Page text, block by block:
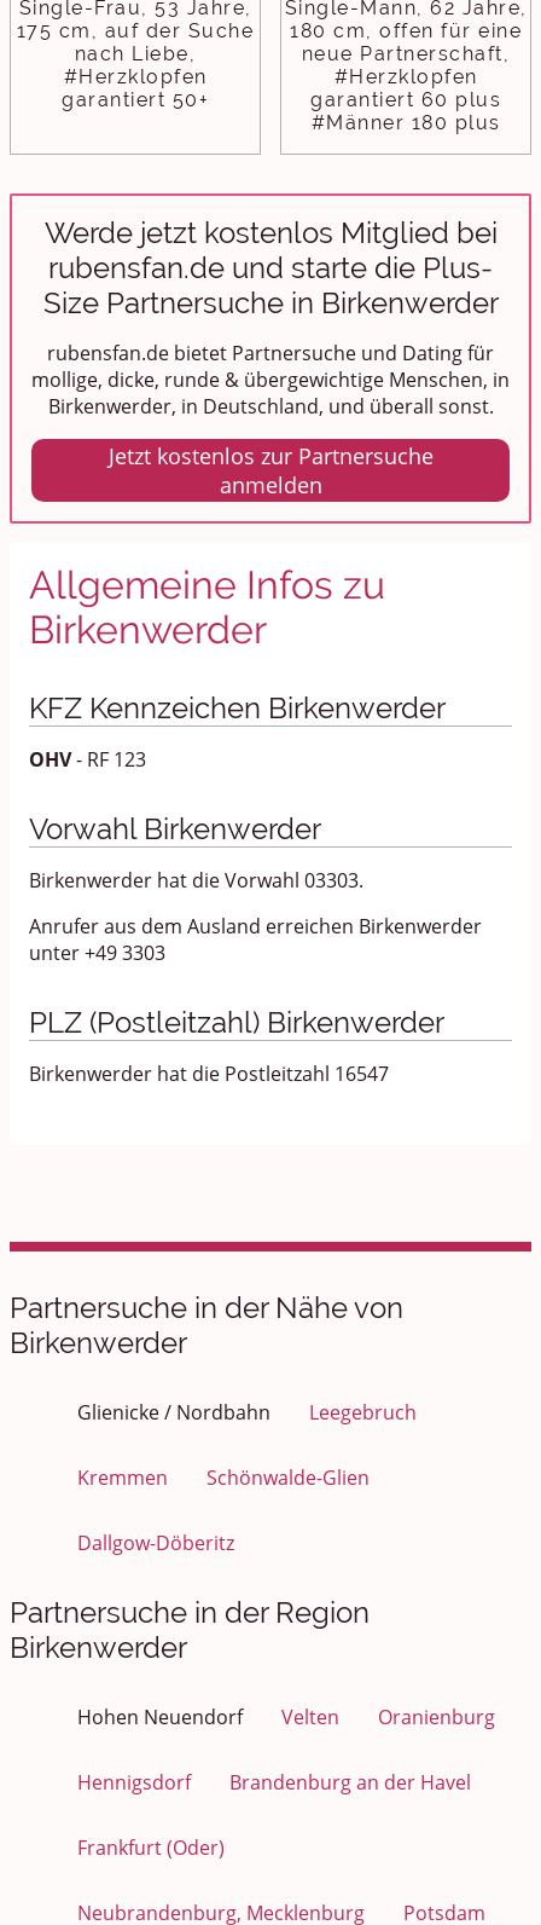
Single-Frau, 53 Jahre,
175 cm, auf der Suche
nach Liebe,
#Herzklopfen
garantiert 50+
Single-Mann, 62 Jahre,
180 cm, offen für eine
neue Partnerschaft,
#Herzklopfen
garantiert 60 plus
#Männer 180 plus
Werde jetzt kostenlos Mitglied bei
rubensfan.de und starte die Plus-
Size Partnersuche in Birkenwerder
rubensfan.de bietet Partnersuche und Dating für
mollige, dicke, runde & übergewichtige Menschen, in
Birkenwerder, in Deutschland, und überall sonst.
Jetzt kostenlos zur Partnersuche
anmelden
Allgemeine Infos zu
Birkenwerder
KFZ Kennzeichen Birkenwerder
OHV- RF 123
Vorwahl Birkenwerder
Birkenwerder hat die Vorwahl 03303.
Anrufer aus dem Ausland erreichen Birkenwerder
unter +49 3303
PLZ (Postleitzahl) Birkenwerder
Birkenwerder hat die Postleitzahl 16547
Partnersuche in der Nähe von
Birkenwerder
Glienicke / Nordbahn Leegebruch
Kremmen Schönwalde-Glien
Dallgow-Döberitz
Partnersuche in der Region
Birkenwerder
Hohen Neuendorf Velten Oranienburg
Hennigsdorf Brandenburg an der Havel
Frankfurt (Oder)
Neubrandenburg, Mecklenburg Potsdam